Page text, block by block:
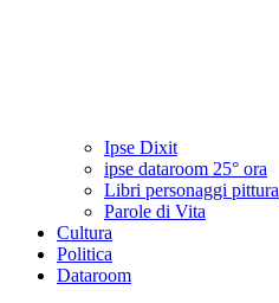
Ipse Dixit
ipse dataroom 25° ora
Libri personaggi pittura
Parole di Vita
Cultura
Politica
Dataroom